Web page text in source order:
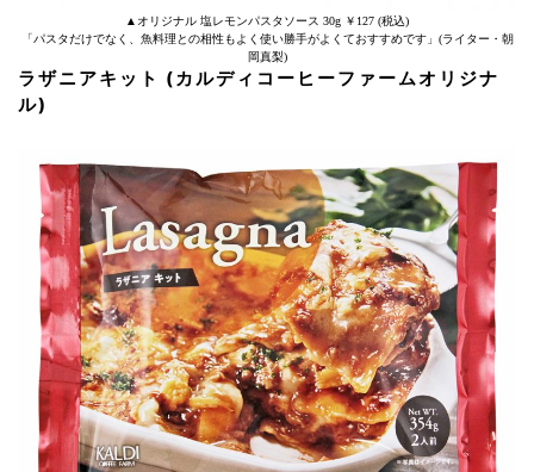
▲オリジナル 塩レモンパスタソース 30g ￥127 (税込)
「パスタだけでなく、魚料理との相性もよく使い勝手がよくておすすめです」(ライター・朝
岡真梨)
ラザニアキット (カルディコーヒーファームオリジナ
ル)